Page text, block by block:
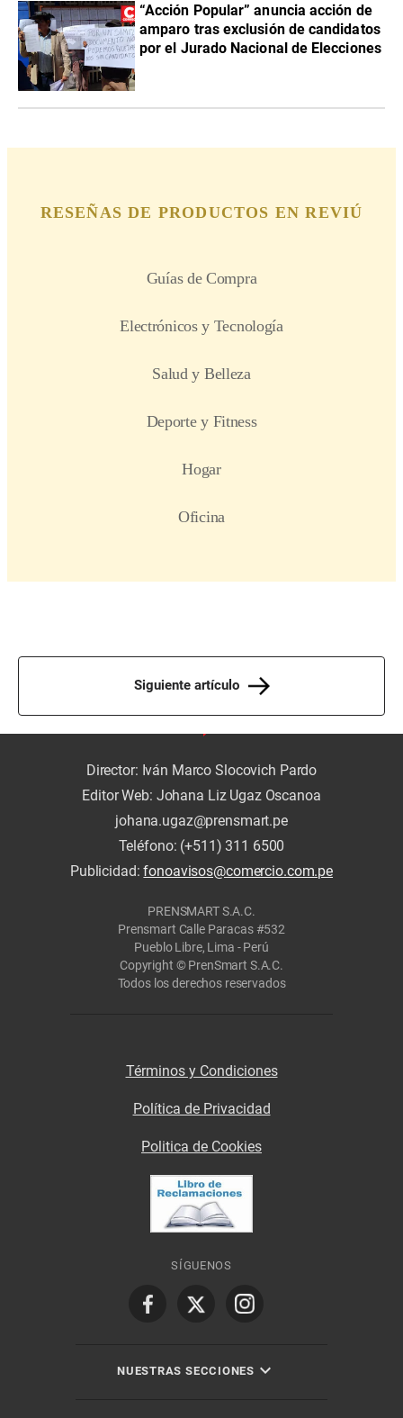
“Acción Popular” anuncia acción de
amparo tras exclusión de candidatos
por el Jurado Nacional de Elecciones
Siguiente artículo
Director: Iván Marco Slocovich Pardo
Editor Web: Johana Liz Ugaz Oscanoa
johana.ugaz@prensmart.pe
Teléfono: (+511) 311 6500
Publicidad:fonoavisos@comercio.com.pe
PRENSMART S.A.C.
Prensmart Calle Paracas #532
Pueblo Libre, Lima - Perú
Copyright © PrenSmart S.A.C.
Todos los derechos reservados
Términos y Condiciones
Política de Privacidad
Politica de Cookies
SÍGUENOS
NUESTRAS SECCIONES